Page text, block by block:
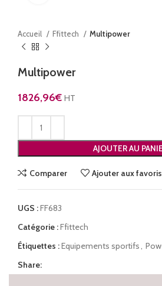
Accueil Ffittech Multipower
Multipower
1826,96€ HT
AJOUTER AU
Comparer Ajouter aux favoris
UGS :FF683
Catégorie :Ffittech
Étiquettes :Equipements sportifs,
Share: